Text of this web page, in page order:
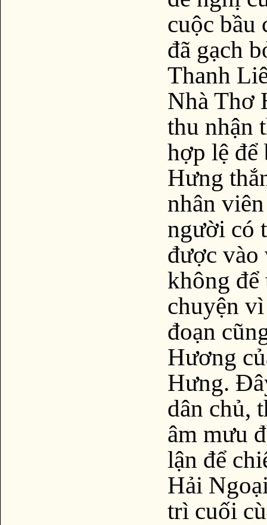
cuộc bầu
đã gạch
Thanh
Nhà Thơ
thu nhận
hợp lệ để
Hưng
nhân
người có
được vào
không để
chuyện
đoạn
Hương
Hưng.
dân chủ,
âm mưu
lận để
Hải
trì cuối